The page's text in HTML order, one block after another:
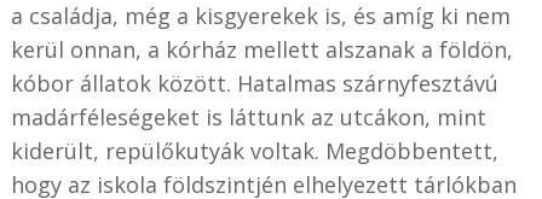
a családja, még a kisgyerekek is, és amíg ki nem
kerül onnan, a kórház mellett alszanak a földön,
kóbor állatok között. Hatalmas szárnyfesztávú
madárféleségeket is láttunk az utcákon, mint
kiderült, repülőkutyák voltak. Megdöbbentett,
hogy az iskola földszintjén elhelyezett tárlókban